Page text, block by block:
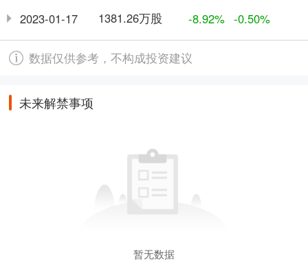
2023-01-17 1381.26万股 -8.92% -0.50%
数据仅供参考，不构成投资建议
未来解禁事项
暂无数据